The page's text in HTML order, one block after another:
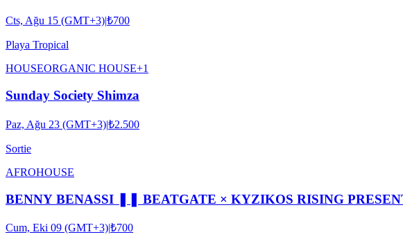
Cts, Ağu 15 (GMT+3)|₺700
Playa Tropical
HOUSEORGANIC HOUSE+1
Sunday Society Shimza
Paz, Ağu 23 (GMT+3)|₺2.500
Sortie
AFROHOUSE
BENNY BENASSI ❚❚ BEATGATE × KYZIKOS RISING
Cum, Eki 09 (GMT+3)|₺700